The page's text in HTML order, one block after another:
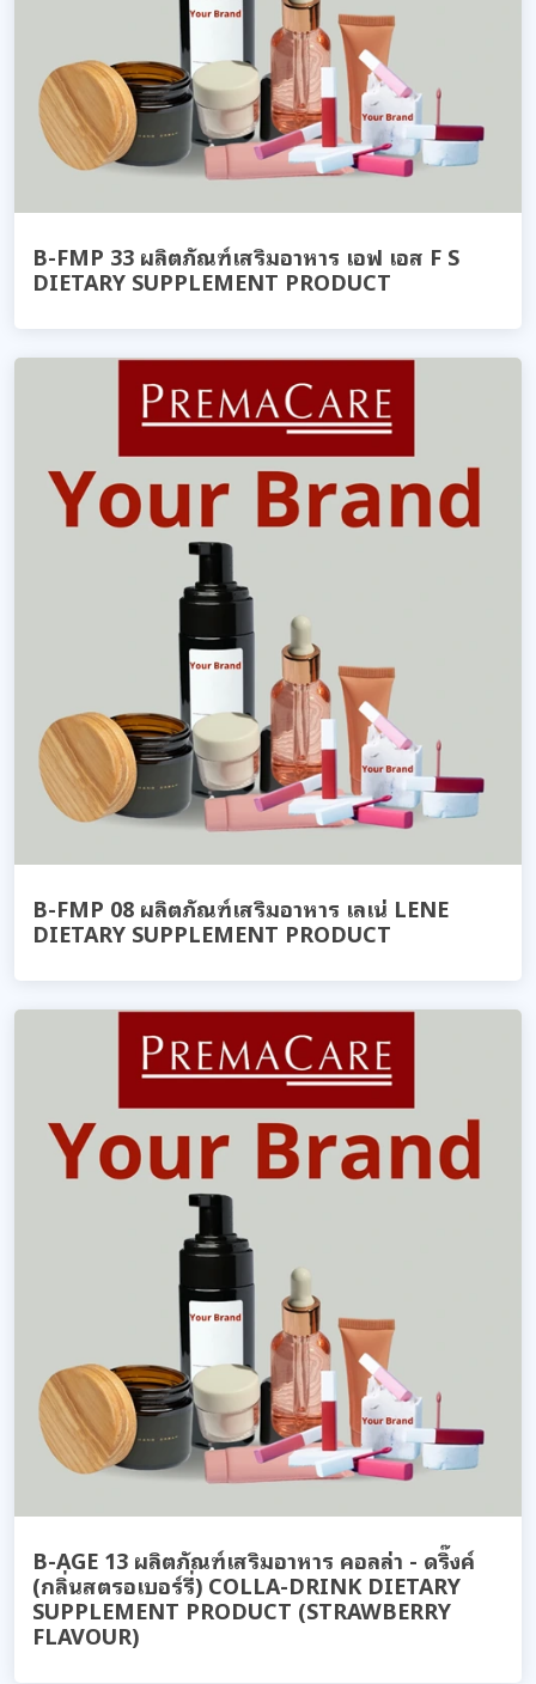
B-FMP 33 ผลิตภัณฑ์เสริมอาหาร เอฟ เอส F S
DIETARY SUPPLEMENT PRODUCT
B-FMP 08 ผลิตภัณฑ์เสริมอาหาร เลเน่ LENE
DIETARY SUPPLEMENT PRODUCT
B-AGE 13 ผลิตภัณฑ์เสริมอาหาร คอลล่า - ดริ๊งค์
(กลิ่นสตรอเบอร์รี่) COLLA-DRINK DIETARY
SUPPLEMENT PRODUCT (STRAWBERRY
FLAVOUR)